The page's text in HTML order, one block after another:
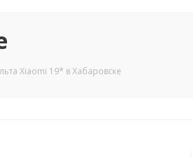
Xiaomi 19* в Хабаровске